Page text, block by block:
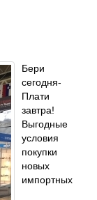
Бери
сегодня-
Плати
завтра!
Выгодные
условия
покупки
новых
импортных